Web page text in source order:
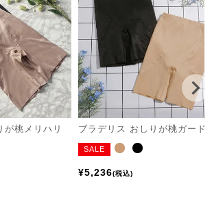
が桃メリハリ
ブラデリス おしりが桃ガード
SALE
¥5,236 税込